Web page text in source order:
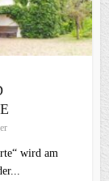
wird am